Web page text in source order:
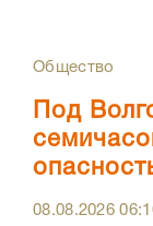
Общество
Под
08.08.2026